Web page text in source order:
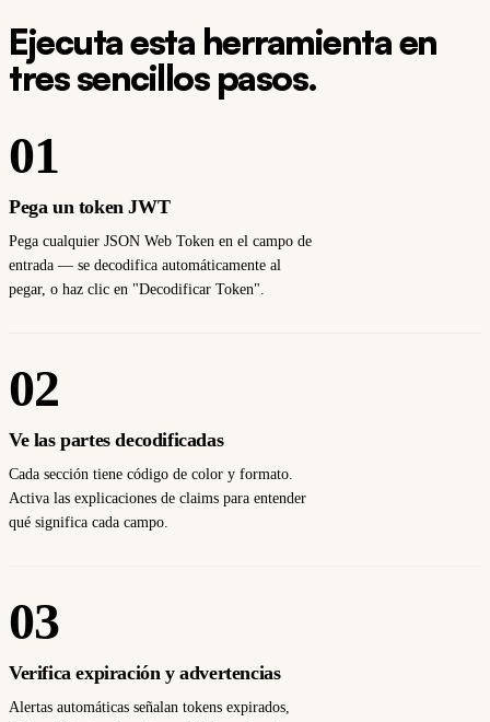
Ejecuta esta herramienta en
tres sencillos pasos.
01
Pega un token JWT
Pega cualquier JSON Web Token en el campo de
entrada — se decodifica automáticamente al
pegar, o haz clic en "Decodificar Token".
02
Ve las partes decodificadas
Cada sección tiene código de color y formato.
Activa las explicaciones de claims para entender
qué significa cada campo.
03
Verifica expiración y advertencias
Alertas automáticas señalan tokens expirados,